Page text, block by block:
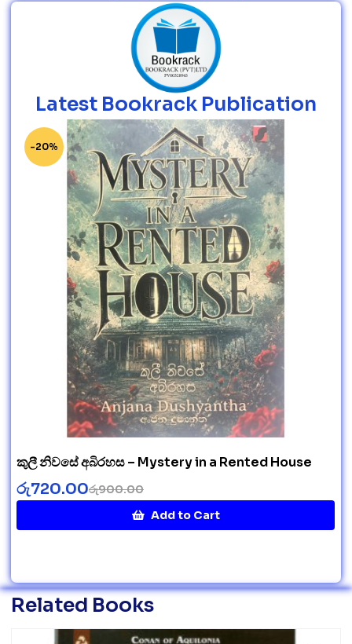
Latest Bookrack Publication
-20%
කුලී නිවසේ අබිරහස – Mystery in a Rented House
රු900.00
රු720.00
Add to Cart
Related Books